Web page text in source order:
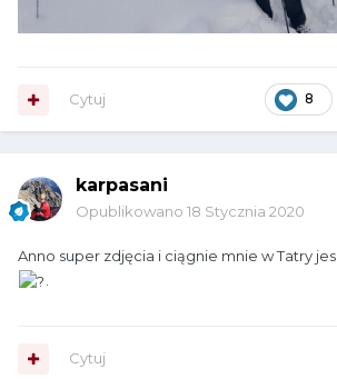
8
Cytuj
karpasani
Opublikowano 18 Stycznia 2020
Anno super zdjęcia i ciągnie mnie w Tatry
Cytuj